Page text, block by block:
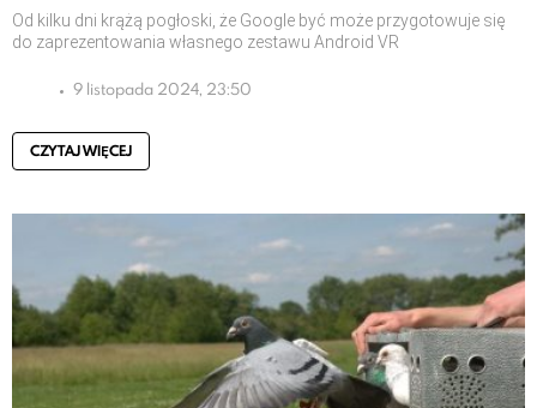
Od kilku dni krążą pogłoski, że Google być może przygotowuje się
do zaprezentowania własnego zestawu Android VR
9 listopada 2024, 23:50
CZYTAJ WIĘCEJ